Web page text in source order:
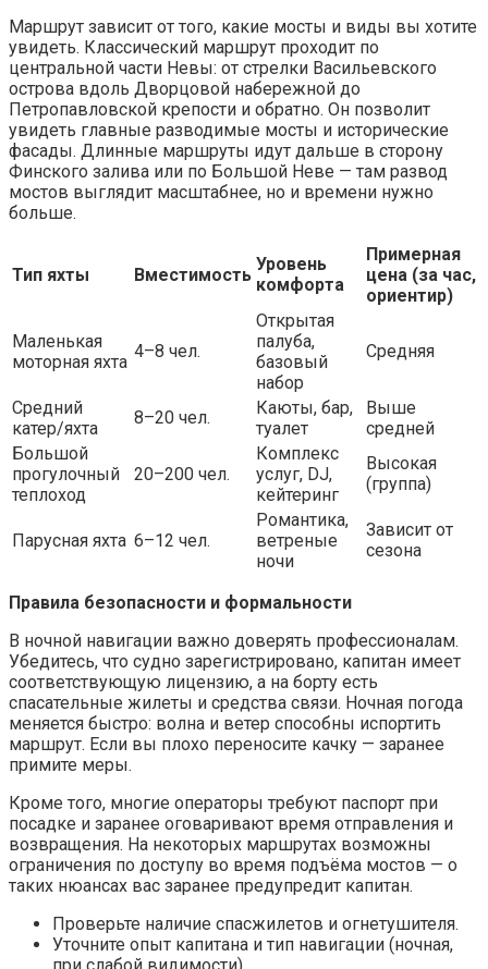
Маршрут зависит от того, какие мосты и виды вы хотите
увидеть. Классический маршрут проходит по
центральной части Невы: от стрелки Васильевского
острова вдоль Дворцовой набережной до
Петропавловской крепости и обратно. Он позволит
увидеть главные разводимые мосты и исторические
фасады. Длинные маршруты идут дальше в сторону
Финского залива или по Большой Неве — там развод
мостов выглядит масштабнее, но и времени нужно
больше.
Тип яхты Вместимость
Уровень
комфорта
Примерная
цена (за час,
ориентир)
Маленькая
моторная яхта
4–8 чел.
Открытая
палуба,
базовый
набор
Средняя
Средний
катер/яхта
8–20 чел.
Каюты, бар,
туалет
Выше
средней
Большой
прогулочный
теплоход
20–200 чел.
Комплекс
услуг, DJ,
кейтеринг
Высокая
(группа)
Парусная яхта 6–12 чел.
Романтика,
ветреные
ночи
Зависит от
сезона
Правила безопасности и формальности
В ночной навигации важно доверять профессионалам.
Убедитесь, что судно зарегистрировано, капитан имеет
соответствующую лицензию, а на борту есть
спасательные жилеты и средства связи. Ночная погода
меняется быстро: волна и ветер способны испортить
маршрут. Если вы плохо переносите качку — заранее
примите меры.
Кроме того, многие операторы требуют паспорт при
посадке и заранее оговаривают время отправления и
возвращения. На некоторых маршрутах возможны
ограничения по доступу во время подъёма мостов — о
таких нюансах вас заранее предупредит капитан.
Проверьте наличие спасжилетов и огнетушителя.
Уточните опыт капитана и тип навигации (ночная,